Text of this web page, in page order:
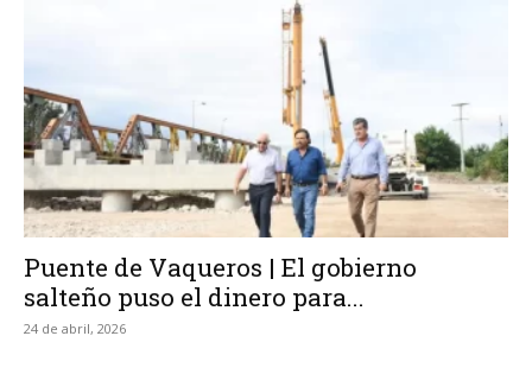
Puente de Vaqueros | El gobierno
salteño puso el dinero para...
24 de abril, 2026